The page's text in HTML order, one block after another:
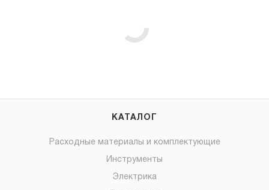
КАТАЛОГ
Расходные материалы и комплектующие
Инструменты
Электрика